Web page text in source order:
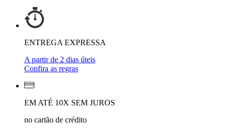
ENTREGA EXPRESSA
A partir de 2 dias úteis
Confira as regras
EM ATÉ 10X SEM JUROS
no cartão de crédito